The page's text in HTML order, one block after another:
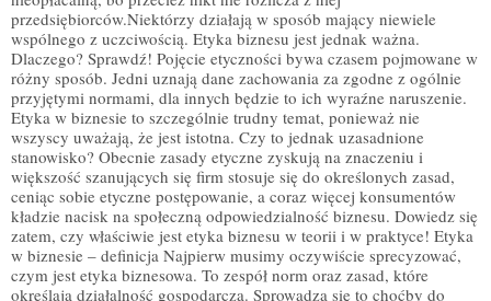
przedsiębiorców.Niektórzy działają w sposób mający niewiele
wspólnego z uczciwością. Etyka biznesu jest jednak ważna.
Dlaczego? Sprawdź! Pojęcie etyczności bywa czasem pojmowane w
różny sposób. Jedni uznają dane zachowania za zgodne z ogólnie
przyjętymi normami, dla innych będzie to ich wyraźne naruszenie.
Etyka w biznesie to szczególnie trudny temat, ponieważ nie
wszyscy uważają, że jest istotna. Czy to jednak uzasadnione
stanowisko? Obecnie zasady etyczne zyskują na znaczeniu i
większość szanujących się firm stosuje się do określonych zasad,
ceniąc sobie etyczne postępowanie, a coraz więcej konsumentów
kładzie nacisk na społeczną odpowiedzialność biznesu. Dowiedz się
zatem, czy właściwie jest etyka biznesu w teorii i w praktyce! Etyka
w biznesie – definicja Najpierw musimy oczywiście sprecyzować,
czym jest etyka biznesowa. To zespół norm oraz zasad, które
określają działalność gospodarczą. Sprowadza się to choćby do